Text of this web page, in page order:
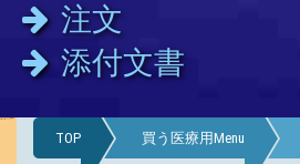
注文
添付文書
TOP 買う医療用Menu